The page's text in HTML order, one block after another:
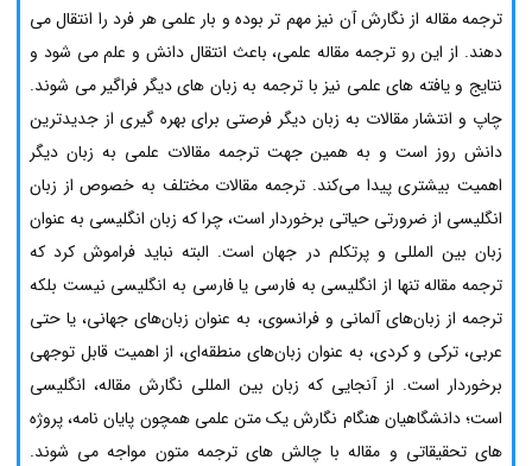
ترجمه مقاله از نگارش آن نیز مهم تر بوده و بار علمی هر فرد را انتقال می
دهند. از این رو ترجمه مقاله علمی، باعث انتقال دانش و علم می شود و
نتایج و یافته های علمی نیز با ترجمه به زبان های دیگر فراگیر می شوند.
چاپ و انتشار مقالات به زبان دیگر فرصتی برای بهره گیری از جدیدترین
دانش روز است و به همین جهت ترجمه مقالات علمی به زبان دیگر
اهمیت بیشتری پیدا می‌کند. ترجمه مقالات مختلف به خصوص از زبان
انگلیسی از ضرورتی حیاتی برخوردار است، چرا که زبان انگلیسی به عنوان
زبان بین المللی و پرتکلم در جهان است. البته نباید فراموش کرد که
ترجمه مقاله تنها از انگلیسی به فارسی یا فارسی به انگلیسی نیست بلکه
ترجمه از زبان‌های آلمانی و فرانسوی، به عنوان زبان‌های جهانی، یا حتی
عربی، ترکی و کردی، به عنوان زبان‌های منطقه‌ای، از اهمیت قابل توجهی
برخوردار است. از آنجایی که زبان بین المللی نگارش مقاله، انگلیسی
است؛ دانشگاهیان هنگام نگارش یک متن علمی همچون پایان نامه، پروژه
های تحقیقاتی و مقاله با چالش های ترجمه متون مواجه می شوند.